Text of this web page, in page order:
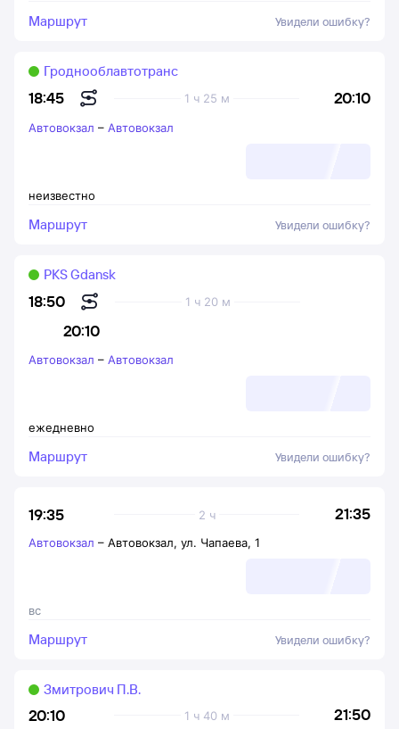
Маршрут Увидели ошибку?
18:45 20:10
1 ч 25 м
Гроднооблавтотранс
неизвестно
Автовокзал – Автовокзал
Маршрут Увидели ошибку?
18:50
20:10
1 ч 20 м
PKS Gdansk
ежедневно
Автовокзал – Автовокзал
Маршрут Увидели ошибку?
19:35 21:35
2 ч
вс
Автовокзал – Автовокзал, ул. Чапаева, 1
Маршрут Увидели ошибку?
20:10 21:50
1 ч 40 м
Змитрович П.В.